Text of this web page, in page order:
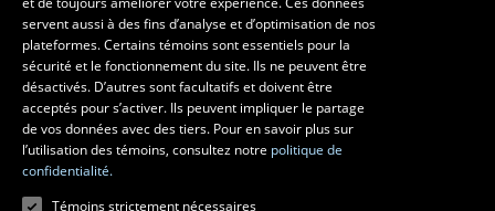
École supérieure d’aménagement du territoire et de développement
régional
École de design
Centre de recherche en aménagement et développement
servent aussi à des fins d’analyse et d’optimisation de nos
plateformes. Certains témoins sont essentiels pour la
sécurité et le fonctionnement du site. Ils ne peuvent être
désactivés. D’autres sont facultatifs et doivent être
acceptés pour s’activer. Ils peuvent impliquer le partage
de vos données avec des tiers. Pour en savoir plus sur
l’utilisation des témoins, consultez notre politique de
confidentialité.
Témoins strictement nécessaires